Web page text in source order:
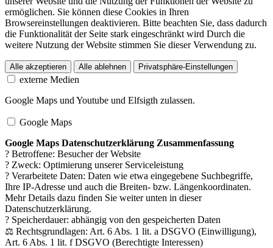
ermöglichen. Sie können diese Cookies in Ihren
Browsereinstellungen deaktivieren. Bitte beachten Sie, dass dadurch
die Funktionalität der Seite stark eingeschränkt wird Durch die
weitere Nutzung der Website stimmen Sie dieser Verwendung zu.
Alle akzeptieren Alle ablehnen Privatsphäre-Einstellungen
externe Medien
Google Maps und Youtube und Elfsigth zulassen.
Google Maps
Google Maps Datenschutzerklärung Zusammenfassung
? Betroffene: Besucher der Website
? Zweck: Optimierung unserer Serviceleistung
? Verarbeitete Daten: Daten wie etwa eingegebene Suchbegriffe,
Ihre IP-Adresse und auch die Breiten- bzw. Längenkoordinaten.
Mehr Details dazu finden Sie weiter unten in dieser
Datenschutzerklärung.
? Speicherdauer: abhängig von den gespeicherten Daten
⚖️ Rechtsgrundlagen: Art. 6 Abs. 1 lit. a DSGVO (Einwilligung),
Art. 6 Abs. 1 lit. f DSGVO (Berechtigte Interessen)